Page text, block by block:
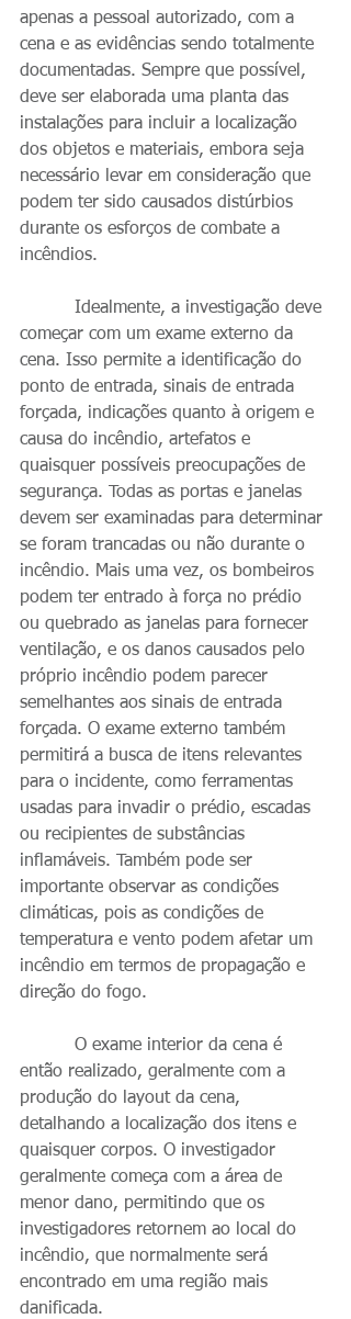
apenas a pessoal autorizado, com a
cena e as evidências sendo totalmente
documentadas. Sempre que possível,
deve ser elaborada uma planta das
instalações para incluir a localização
dos objetos e materiais, embora seja
necessário levar em consideração que
podem ter sido causados ​​distúrbios
durante os esforços de combate a
incêndios.
começar com um exame externo da
cena. Isso permite a identificação do
ponto de entrada, sinais de entrada
forçada, indicações quanto à origem e
causa do incêndio, artefatos e
quaisquer possíveis preocupações de
segurança. Todas as portas e janelas
devem ser examinadas para determinar
se foram trancadas ou não durante o
incêndio. Mais uma vez, os bombeiros
podem ter entrado à força no prédio
ou quebrado as janelas para fornecer
ventilação, e os danos causados ​​pelo
próprio incêndio podem parecer
semelhantes aos sinais de entrada
forçada. O exame externo também
permitirá a busca de itens relevantes
para o incidente, como ferramentas
usadas para invadir o prédio, escadas
ou recipientes de substâncias
inflamáveis. Também pode ser
importante observar as condições
climáticas, pois as condições de
temperatura e vento podem afetar um
incêndio em termos de propagação e
direção do fogo.
então realizado, geralmente com a
produção do layout da cena,
detalhando a localização dos itens e
quaisquer corpos. O investigador
geralmente começa com a área de
menor dano, permitindo que os
investigadores retornem ao local do
incêndio, que normalmente será
encontrado em uma região mais
danificada.